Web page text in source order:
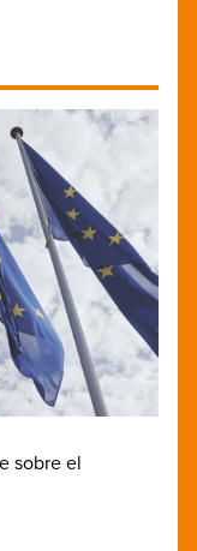
sobre el